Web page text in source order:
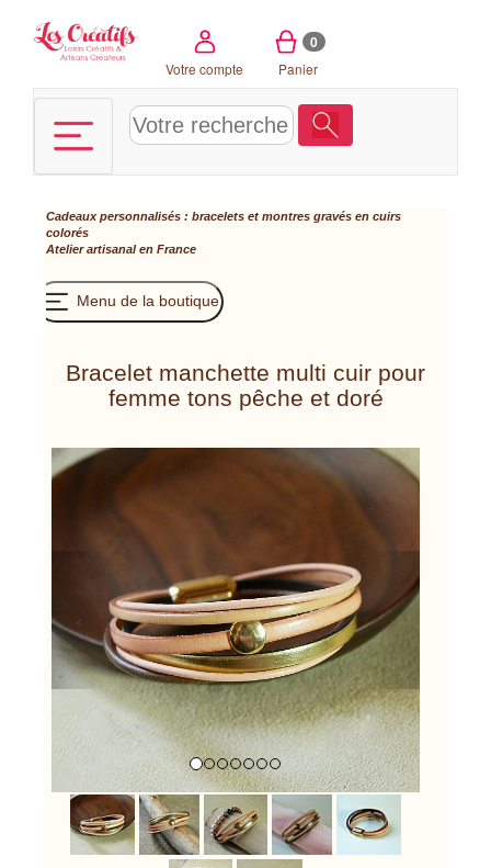
Votre compte
0
Panier
Cadeaux personnalisés : bracelets et montres gravés en cuirs
colorés
Atelier artisanal en France
Menu de la boutique
Bracelet manchette multi cuir pour
femme tons pêche et doré
Previous